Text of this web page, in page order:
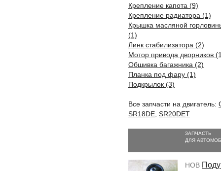
Крепление капота (9)
Крепление радиатора (1)
Крышка масляной
(1)
Линк стабилизатора (2)
Мотор привода дворников
Обшивка багажника (2)
Планка под фару (1)
Подкрылок (3)
Все запчасти на двигатель:
SR18DE SR20DET
ЗАПЧАСТЬ
ДЛЯ
НОВ